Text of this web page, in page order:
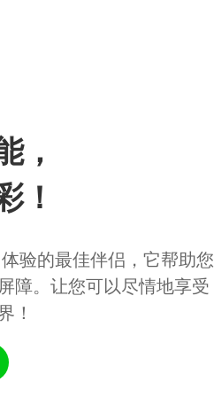
，
！
验的最佳伴侣，它帮助您
障。让您可以尽情地享受
！